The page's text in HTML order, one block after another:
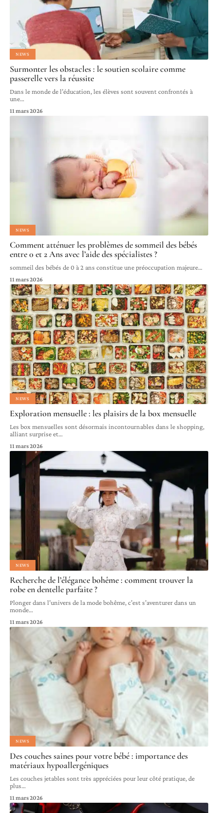
NEWS
Surmonter les obstacles : le soutien scolaire comme
passerelle vers la réussite
Dans le monde de l’éducation, les élèves sont souvent confrontés à
une…
11 mars 2026
NEWS
Comment atténuer les problèmes de sommeil des bébés
entre 0 et 2 Ans avec l’aide des spécialistes ?
sommeil des bébés de 0 à 2 ans constitue une préoccupation majeure…
11 mars 2026
NEWS
Exploration mensuelle : les plaisirs de la box mensuelle
Les box mensuelles sont désormais incontournables dans le shopping,
alliant surprise et…
11 mars 2026
NEWS
Recherche de l’élégance bohême : comment trouver la
robe en dentelle parfaite ?
Plonger dans l’univers de la mode bohême, c’est s’aventurer dans un
monde…
11 mars 2026
NEWS
Des couches saines pour votre bébé : importance des
matériaux hypoallergéniques
Les couches jetables sont très appréciées pour leur côté pratique, de
plus…
11 mars 2026